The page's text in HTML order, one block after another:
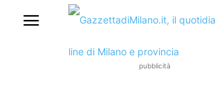
pubblicità